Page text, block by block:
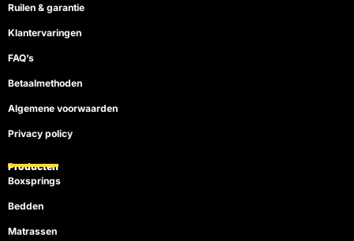
Ruilen & garantie
Klantervaringen
FAQ’s
Betaalmethoden
Algemene voorwaarden
Privacy policy
Producten
Boxsprings
Bedden
Matrassen